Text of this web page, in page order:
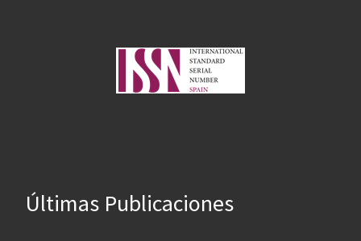
Últimas Publicaciones